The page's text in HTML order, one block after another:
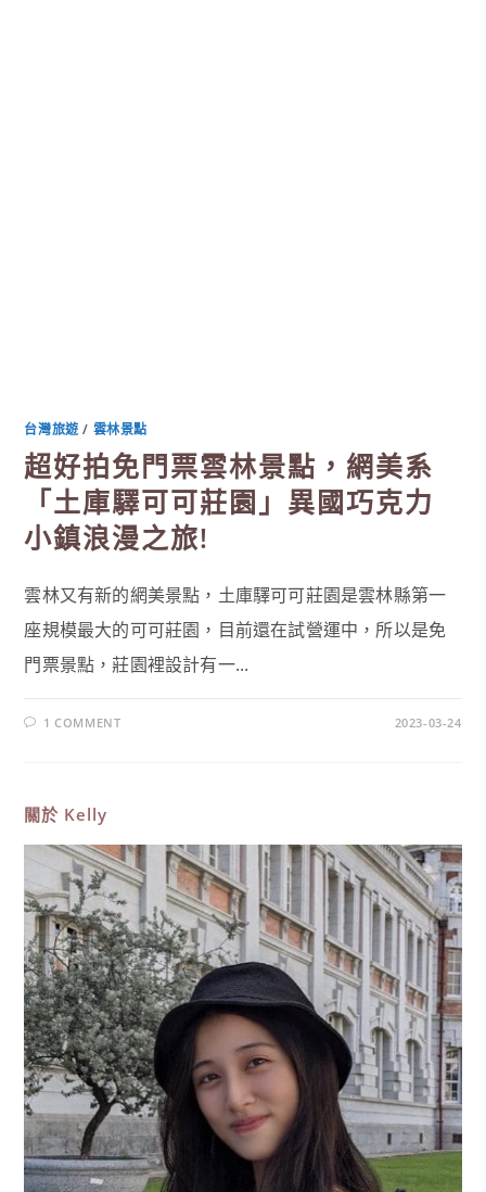
台灣旅遊/ 雲林景點
超好拍免門票雲林景點，網美系
「土庫驛可可莊園」異國巧克力
小鎮浪漫之旅!
雲林又有新的網美景點，土庫驛可可莊園是雲林縣第一
座規模最大的可可莊園，目前還在試營運中，所以是免
門票景點，莊園裡設計有一...
1 COMMENT 2023-03-24
關於 Kelly